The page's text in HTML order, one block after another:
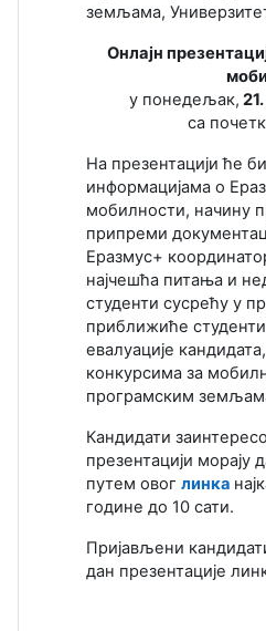
земљама,
Онлајн
у понедељак,
са
На презентацији ће
информацијама о
мобилности, начину
припреми
Еразмус+
најчешћа питања и
студенти сусрећу у
приближиће
евалуације
конкурсима за
програмским
Кандидати
презентацији морају
путем овог линка
године до 10 сати.
Пријављени
дан презентације